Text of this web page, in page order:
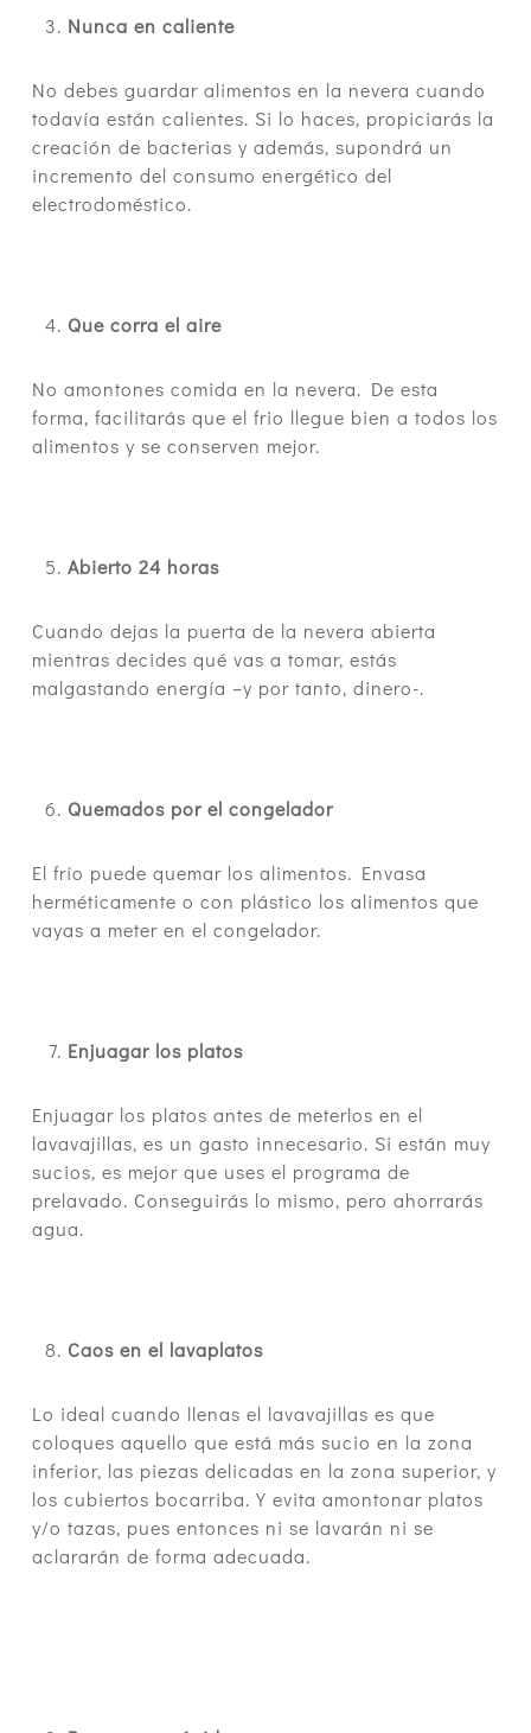
Nunca en caliente
No debes guardar alimentos en la nevera cuando
todavía están calientes. Si lo haces, propiciarás la
creación de bacterias y además, supondrá un
incremento del consumo energético del
electrodoméstico.
Que corra el aire
No amontones comida en la nevera. De esta
forma, facilitarás que el frio llegue bien a todos los
alimentos y se conserven mejor.
Abierto 24 horas
Cuando dejas la puerta de la nevera abierta
mientras decides qué vas a tomar, estás
malgastando energía –y por tanto, dinero-.
Quemados por el congelador
El frío puede quemar los alimentos. Envasa
herméticamente o con plástico los alimentos que
vayas a meter en el congelador.
Enjuagar los platos
Enjuagar los platos antes de meterlos en el
lavavajillas, es un gasto innecesario. Si están muy
sucios, es mejor que uses el programa de
prelavado. Conseguirás lo mismo, pero ahorrarás
agua.
Caos en el lavaplatos
Lo ideal cuando llenas el lavavajillas es que
coloques aquello que está más sucio en la zona
inferior, las piezas delicadas en la zona superior, y
los cubiertos bocarriba. Y evita amontonar platos
y/o tazas, pues entonces ni se lavarán ni se
aclararán de forma adecuada.